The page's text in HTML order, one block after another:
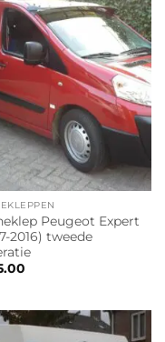
Peugeot Expert
2016) tweede